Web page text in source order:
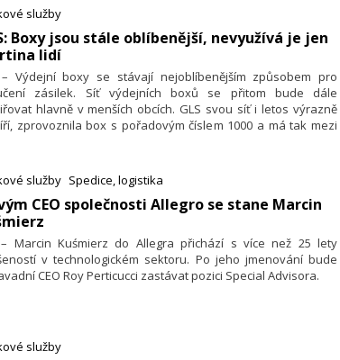
nákupního košíku, úroveň logistiky a kvalitu vratkových
služby
Boxy jsou stále oblíbenější, nevyužívá je jen
lidí
– Výdejní boxy se stávají nejoblíbenějším způsobem pro
zásilek. Síť výdejních boxů se přitom bude dále
hlavně v menších obcích. GLS svou síť i letos výrazně
zprovoznila box s pořadovým číslem 1000 a má tak mezi
se samosprávami.
služby Spedice, logistika
CEO společnosti Allegro se stane Marcin
Marcin Kuśmierz do Allegra přichází s více než 25 lety
v technologickém sektoru. Po jeho jmenování bude
CEO Roy Perticucci zastávat pozici Special Advisora.
služby